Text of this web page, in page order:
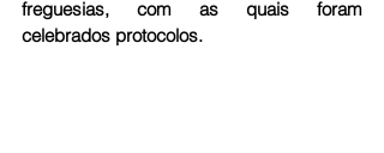
freguesias, com as quais foram
celebrados protocolos.